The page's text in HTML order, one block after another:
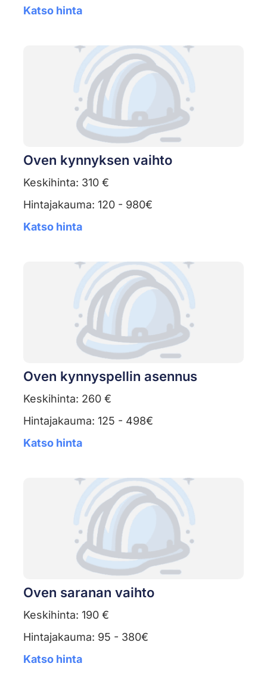
Katso hinta
Oven kynnyksen vaihto
Keskihinta: 310 €
Hintajakauma: 120 - 980€
Katso hinta
Oven kynnyspellin asennus
Keskihinta: 260 €
Hintajakauma: 125 - 498€
Katso hinta
Oven saranan vaihto
Keskihinta: 190 €
Hintajakauma: 95 - 380€
Katso hinta